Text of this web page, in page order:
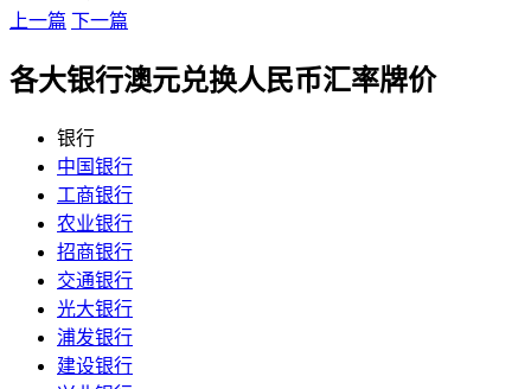
上一篇 下一篇
各大银行澳元兑换人民币汇率牌价
银行
中国银行
工商银行
农业银行
招商银行
交通银行
光大银行
浦发银行
建设银行